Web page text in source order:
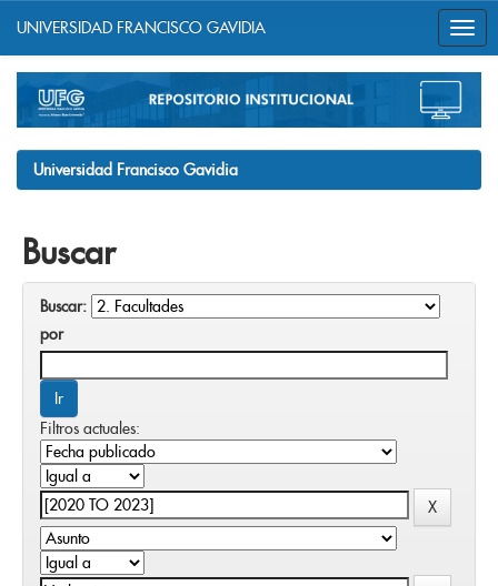
navigation
UNIVERSIDAD FRANCISCO GAVIDIA
Universidad Francisco Gavidia
Buscar
Buscar:
por
Filtros actuales: